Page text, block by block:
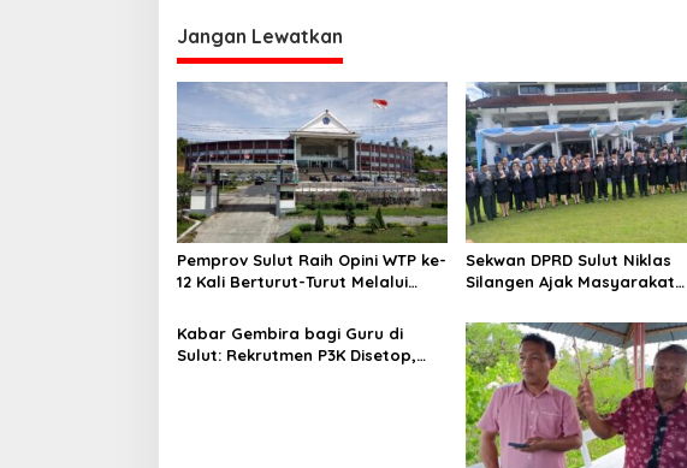
i
g
a
s
i
p
o
s
Jangan Lewatkan
Pemprov Sulut Raih Opini WTP ke-
12 Kali Berturut-Turut Melalui
Akuntabel
Sekwan DPRD Sulut Niklas
Silangen Ajak Masyarakat
sebagai Perekat Persatuan
Bangsa
Kabar Gembira bagi Guru di
Sulut: Rekrutmen P3K Disetop,